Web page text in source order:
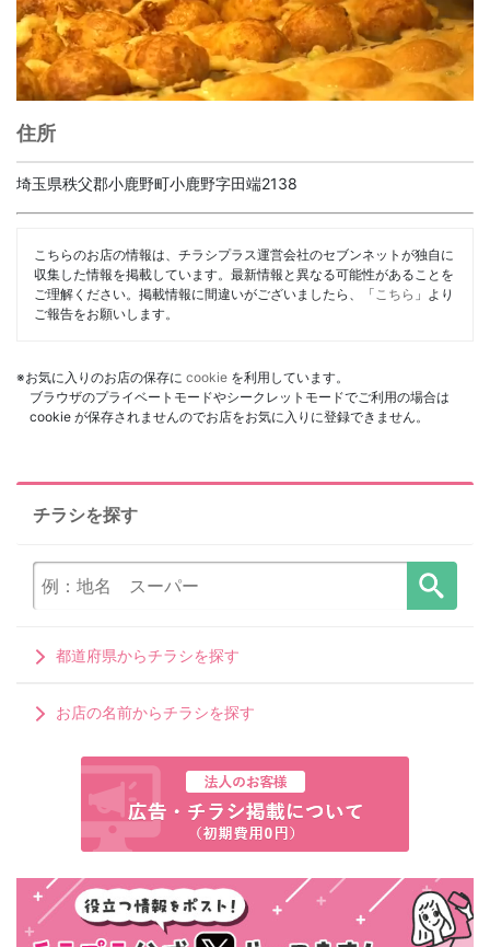
住所
埼玉県秩父郡小鹿野町小鹿野字田端2138
こちらのお店の情報は、チラシプラス運営会社のセブンネットが独自に
収集した情報を掲載しています。最新情報と異なる可能性があることを
ご理解ください。掲載情報に間違いがございましたら、「 こちら 」より
ご報告をお願いします。
※お気に入りのお店の保存に cookie を利用しています。
ブラウザのプライベートモードやシークレットモードでご利用の場合は
cookie が保存されませんのでお店をお気に入りに登録できません。
チラシを探す
都道府県からチラシを探す
お店の名前からチラシを探す